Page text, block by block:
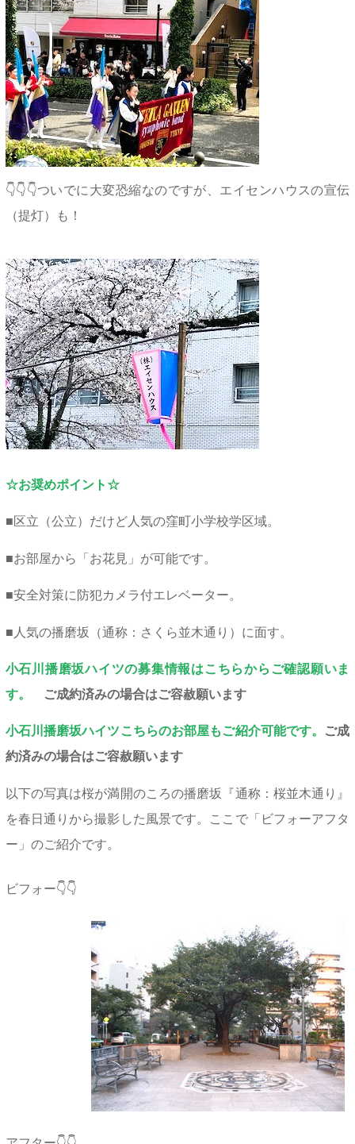
👇👇👇ついでに大変恐縮なのですが、エイセンハウスの宣伝
（提灯）も！
☆お奨めポイント☆
■区立（公立）だけど人気の窪町小学校学区域。
■お部屋から「お花見」が可能です。
■安全対策に防犯カメラ付エレベーター。
■人気の播磨坂（通称：さくら並木通り）に面す。
小石川播磨坂ハイツの募集情報はこちらからご確認願いま
す。
ご成約済みの場合はご容赦願います
小石川播磨坂ハイツこちらのお部屋もご紹介可能です。
ご成
約済みの場合はご容赦願います
以下の写真は桜が満開のころの播磨坂『通称：桜並木通り』
を春日通りから撮影した風景です。ここで「ビフォーアフタ
ー」のご紹介です。
ビフォー👇👇